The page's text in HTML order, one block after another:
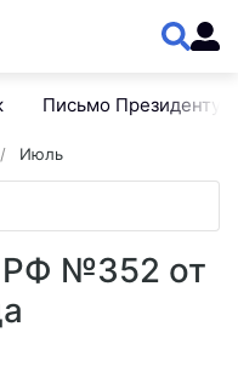
Письмо Президенту
Июль
РФ №352 от